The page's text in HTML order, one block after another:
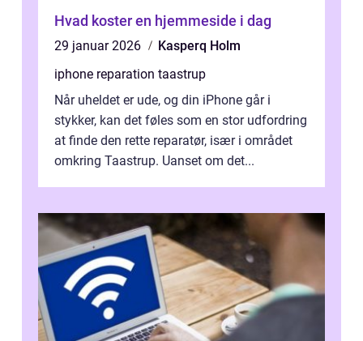
Hvad koster en hjemmeside i dag
29 januar 2026
Kasperq Holm
iphone reparation taastrup
Når uheldet er ude, og din iPhone går i
stykker, kan det føles som en stor udfordring
at finde den rette reparatør, især i området
omkring Taastrup. Uanset om det...